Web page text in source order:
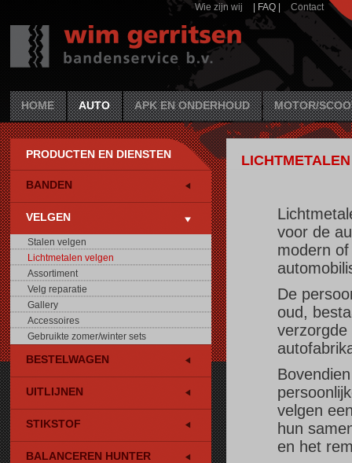
Wie zijn wij | FAQ | Contact
HOME AUTO APK EN ONDERHOUD MOTOR/
PRODUCTEN EN DIENSTEN
BANDEN
VELGEN
Stalen velgen
Lichtmetalen velgen
Assortiment
Velg reparatie
Gallery
Accessoires
Gebruikte zomer/winter sets
BESTELWAGEN
UITLIJNEN
STIKSTOF
BALANCEREN HUNTER
voor de
modern
De
oud,
verzorgde
velgen
hun
en het